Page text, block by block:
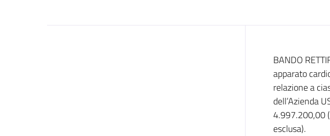
Dati del
BANDO
apparato
relazione a
dell’Azienda
4.997.200,00
esclusa).